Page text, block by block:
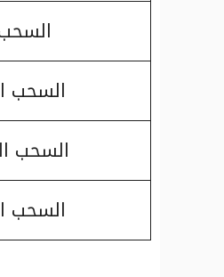
السحب
السحب
السحب